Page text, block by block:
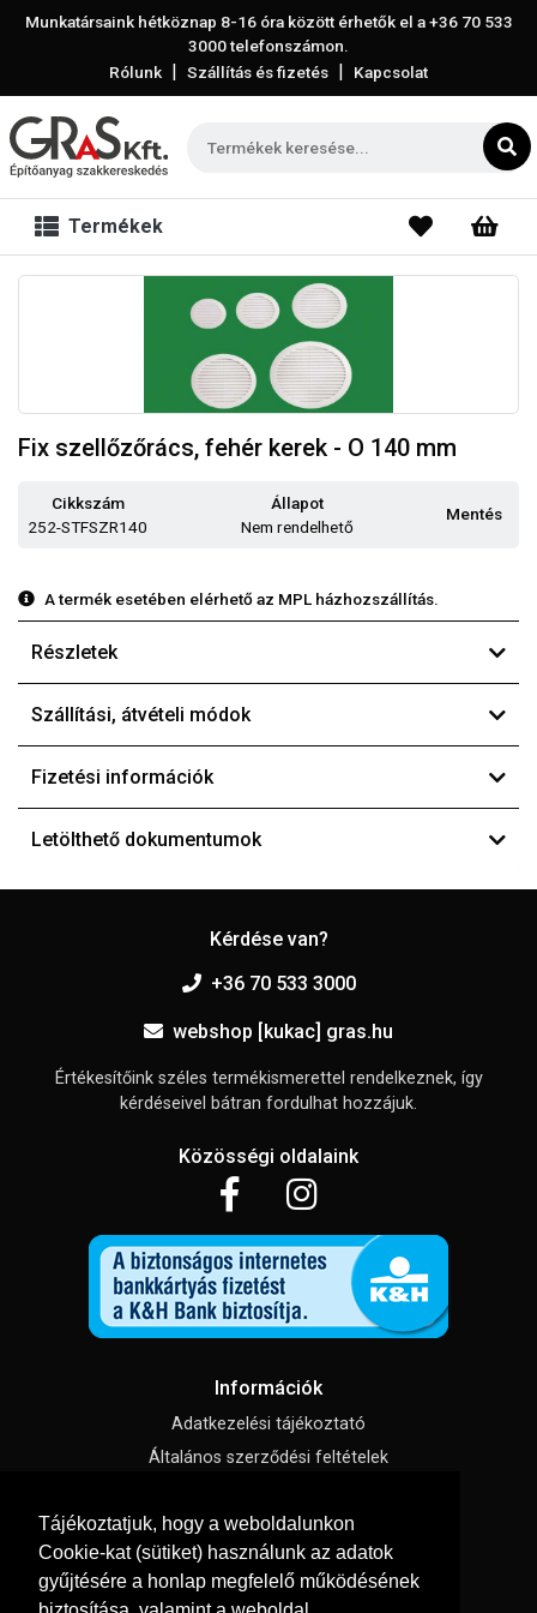
Tájékoztatjuk, hogy a weboldalunkon
Cookie-kat (sütiket) használunk az adatok
gyűjtésére a honlap megfelelő működésének
Munkatársaink hétköznap 8-16 óra között érhetők el a+36 70 533
3000telefonszámon.
Rólunk | Szállítás és fizetés | Kapcsolat
Termékek
Fix szellőzőrács, fehér kerek - O 140 mm
Cikkszám
252-STFSZR140
Állapot
Nem rendelhető
Mentés
A termék esetében elérhető az MPL házhozszállítás.
Részletek
Szállítási, átvételi módok
Fizetési információk
Letölthető dokumentumok
Kérdése van?
+36 70 533 3000
webshop [kukac] gras.hu
Értékesítőink széles termékismerettel rendelkeznek, így
kérdéseivel bátran fordulhat hozzájuk.
Közösségi oldalaink
Információk
Adatkezelési tájékoztató
Általános szerződési feltételek
Süti beállítások
Menü